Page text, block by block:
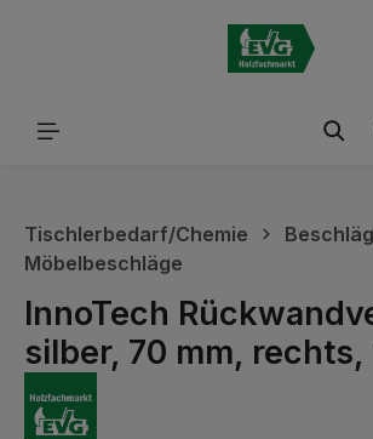
Tischlerbedarf/Chemie
Möbelbeschläge
InnoTech
silber, 70 mm, rechts,